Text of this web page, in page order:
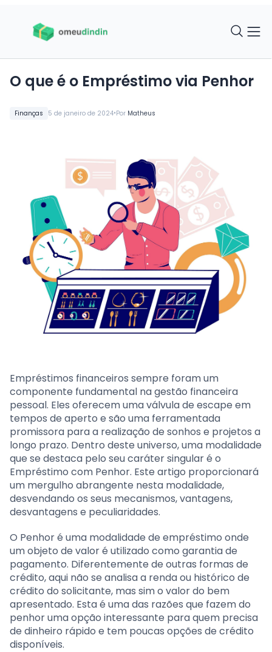
Finanças 5 de janeiro de 2024•Por Matheus
O que é o Empréstimo via Penhor
Empréstimos financeiros sempre foram um
componente fundamental na gestão financeira
pessoal. Eles oferecem uma válvula de escape em
tempos de aperto e são uma ferramentada
promissora para a realização de sonhos e projetos a
longo prazo. Dentro deste universo, uma modalidade
que se destaca pelo seu caráter singular é o
Empréstimo com Penhor. Este artigo proporcionará
um mergulho abrangente nesta modalidade,
desvendando os seus mecanismos, vantagens,
desvantagens e peculiaridades.
O Penhor é uma modalidade de empréstimo onde
um objeto de valor é utilizado como garantia de
pagamento. Diferentemente de outras formas de
crédito, aqui não se analisa a renda ou histórico de
crédito do solicitante, mas sim o valor do bem
apresentado. Esta é uma das razões que fazem do
penhor uma opção interessante para quem precisa
de dinheiro rápido e tem poucas opções de crédito
disponíveis.